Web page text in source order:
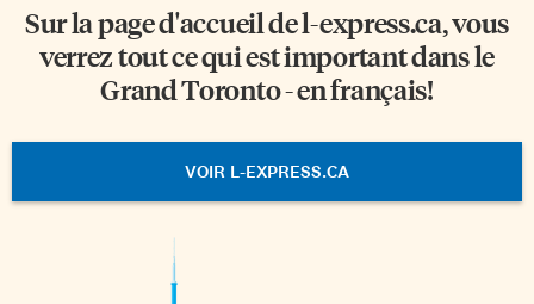
Sur la page d'accueil del-express.ca, vous
verrez tout ce qui est important dans le
Grand Toronto - en français!
VOIR L-EXPRESS.CA